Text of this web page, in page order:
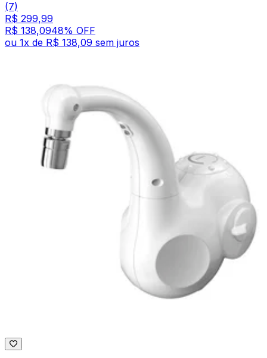
(7)
R$ 299,99
R$ 138,0948% OFF
ou 1x de R$ 138,09 sem juros